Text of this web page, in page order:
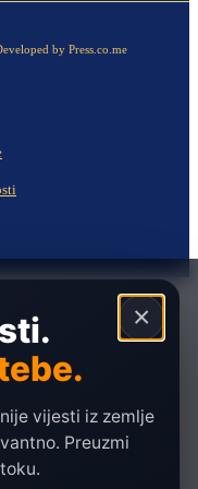
by Press.co.me
×
vijesti iz zemlje
Preuzmi